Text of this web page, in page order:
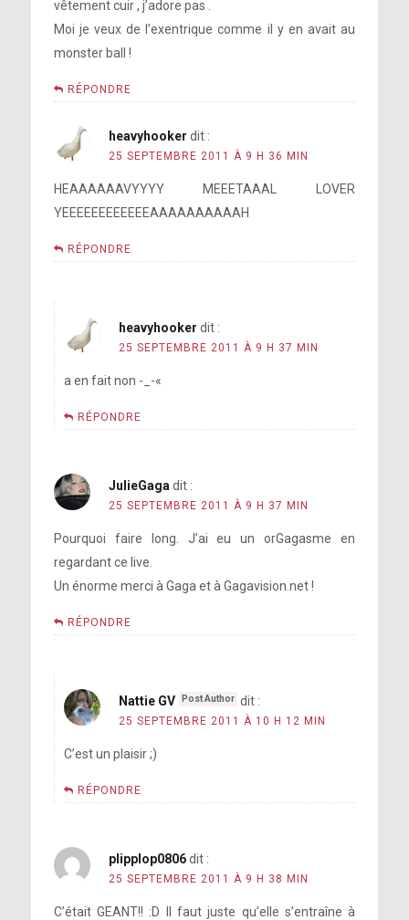
vêtement cuir , j’adore pas .
Moi je veux de l’exentrique comme il y en avait au
monster ball !
RÉPONDRE
heavyhooker dit :
25 SEPTEMBRE 2011 À 9 H 36 MIN
HEAAAAAAVYYYY MEEETAAAL LOVER
YEEEEEEEEEEEEAAAAAAAAAAH
RÉPONDRE
heavyhooker dit :
25 SEPTEMBRE 2011 À 9 H 37 MIN
a en fait non -_-«
RÉPONDRE
JulieGaga dit :
25 SEPTEMBRE 2011 À 9 H 37 MIN
Pourquoi faire long. J’ai eu un orGagasme en
regardant ce live.
Un énorme merci à Gaga et à Gagavision.net !
RÉPONDRE
Nattie GV dit :
25 SEPTEMBRE 2011 À 10 H 12 MIN
C’est un plaisir ;)
RÉPONDRE
plipplop0806 dit :
25 SEPTEMBRE 2011 À 9 H 38 MIN
C’était GEANT!! :D Il faut juste qu’elle s’entraîne à